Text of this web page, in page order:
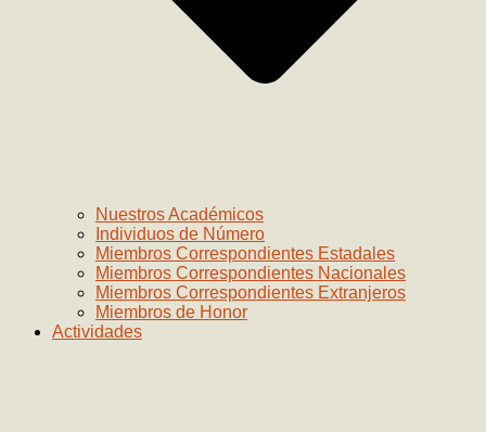
Nuestros Académicos
Individuos de Número
Miembros Correspondientes Estadales
Miembros Correspondientes Nacionales
Miembros Correspondientes Extranjeros
Miembros de Honor
Actividades